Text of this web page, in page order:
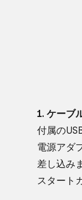
1. ケーブ
付属の​
電源アダ
差し込み
スタート